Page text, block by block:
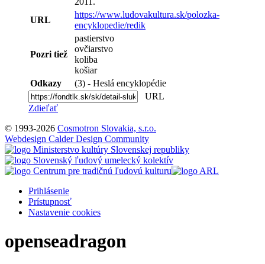
URL
https://www.ludovakultura.sk/polozka-
encyklopedie/redik
Pozri tiež
pastierstvo
ovčiarstvo
koliba
košiar
Odkazy
(3) - Heslá encyklopédie
URL
Zdieľať
© 1993-2026 Cosmotron Slovakia, s.r.o.
Webdesign Calder Design Community
Prihlásenie
Prístupnosť
Nastavenie cookies
openseadragon